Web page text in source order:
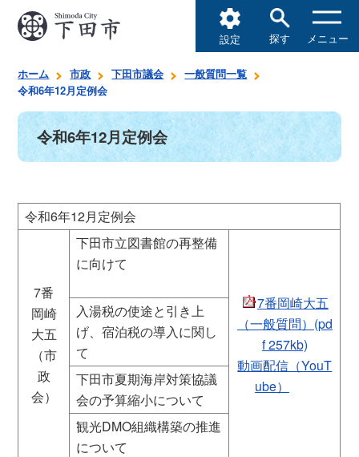
設定 探す メニュー
ホーム 市政 下田市議会
一般質問一覧
令和6年12月定例会
令和6年12月定例会
令和6年12月定例会
7番
岡崎
大五
（市
政
会）
下田市立図書館の再整備
に向けて
7番岡崎大五
（一般質問）(pd
f 257kb)
動画配信（YouT
ube）
入湯税の使途と引き上
げ、宿泊税の導入に関し
て
下田市夏期海岸対策協議
会の予算縮小について
観光DMO組織構築の推進
について